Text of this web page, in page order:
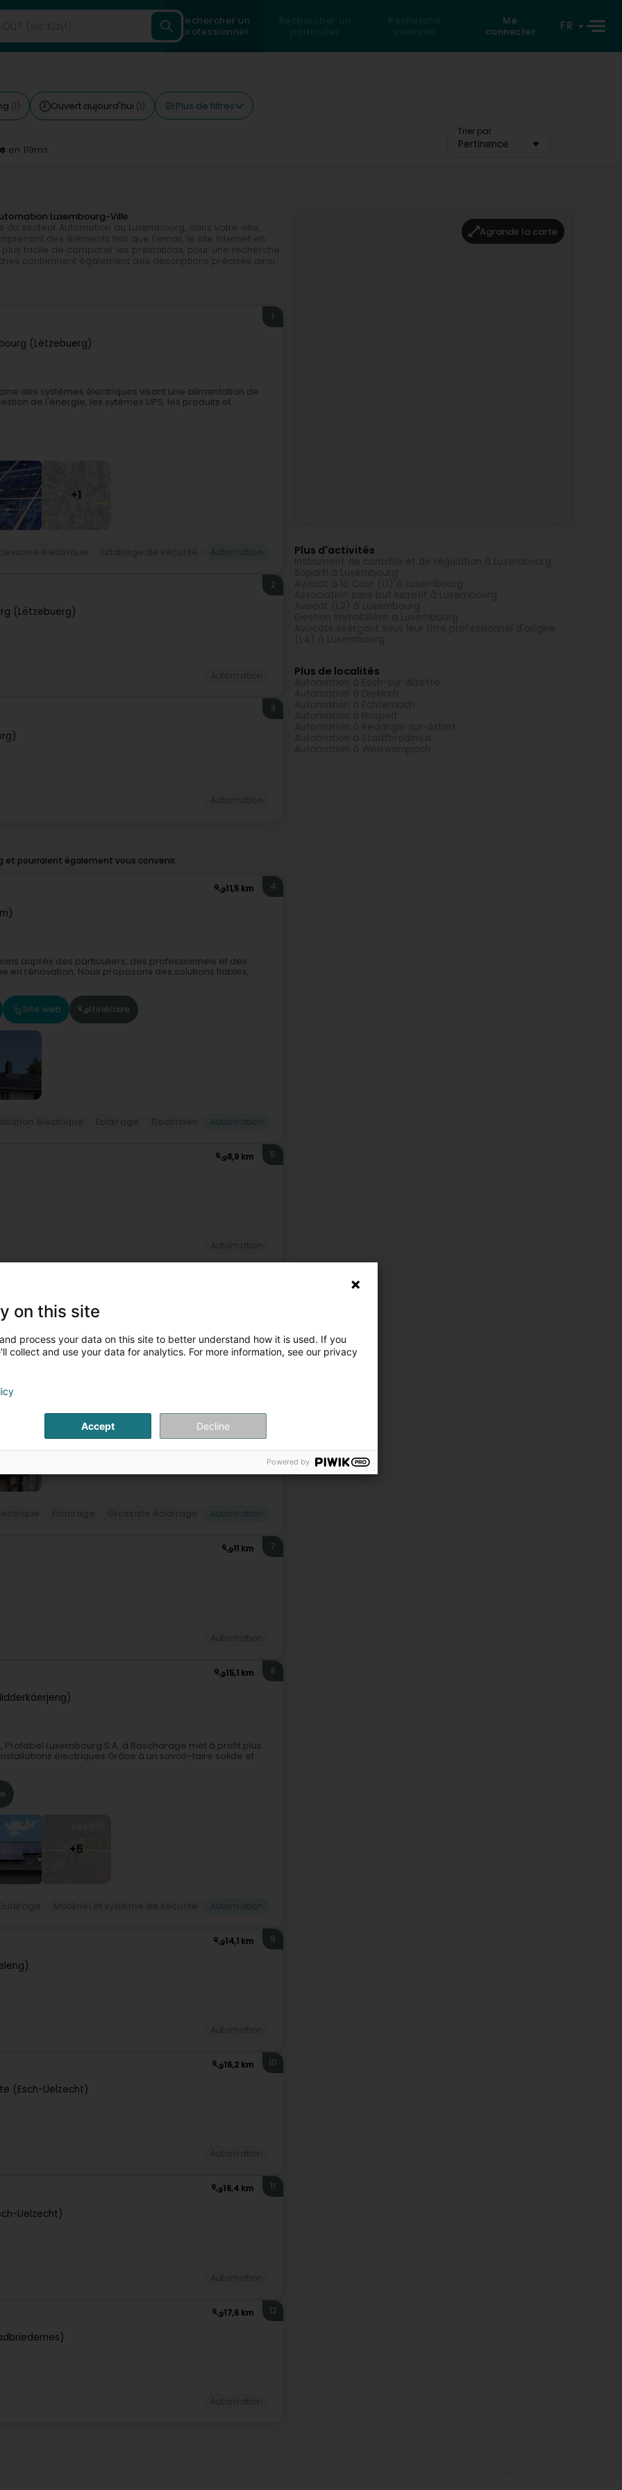
Rechercher un
professionnel
Rechercher un
particulier
Recherche
inversée
Me
connecter
FR
(1) Ouvert aujourd'hui (1) Plus de filtres
Trier par
Pertinence
en 119ms
Luxembourg-Ville
secteur Automation au Luxembourg, dans votre ville,
des éléments tels que l’email, le site internet en
facile de comparer les prestations, pour une recherche
contiennent également des descriptions précises ainsi
(Lëtzebuerg)
1
des systèmes électriques visant une alimentation de
de l'énergie, les sytèmes UPS, les produits et
+1
(Lëtzebuerg)
2
3
et pourraient également vous convenir.
11,5 km 4
auprès des particuliers, des professionnels et des
en rénovation. Nous proposons des solutions fiables,
Site web Itinéraire
8,9 km 5
au Luxembourg, spécialisé dans la distribution de
et professionnels du bâtiment. Située à
11 km 7
15,1 km 8
Luxembourg S.A. à Bascharage met à profit plus
électriques.Grâce à un savoir-faire solide et
+5
14,1 km 9
16,2 km
(Esch-Uelzecht)
10
16,4 km
Uelzecht)
11
17,6 km 12
Agrandir la carte
Plus d'activités
Plus de localités
on this site
process your data on this site to better understand how it is used. If you
collect and use your data for analytics. For more information, see our privacy
Accept Decline
Powered by